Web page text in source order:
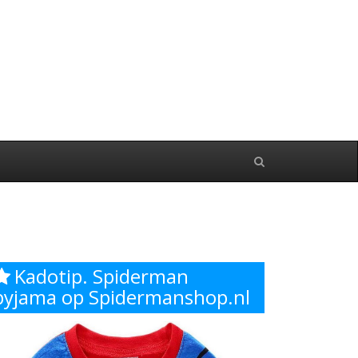
Kadotip. Spiderman
op Spidermanshop.nl